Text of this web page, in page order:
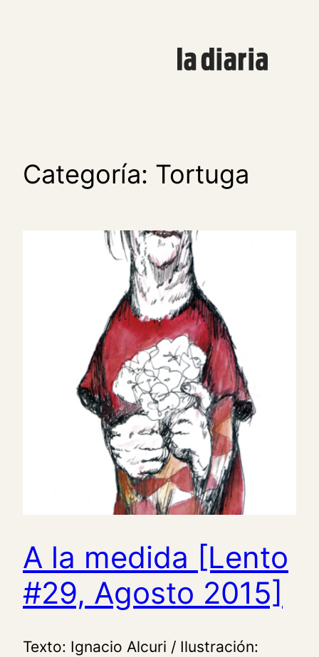
Categoría: Tortuga
A la medida [Lento
#29, Agosto 2015]
Texto: Ignacio Alcuri / Ilustración: